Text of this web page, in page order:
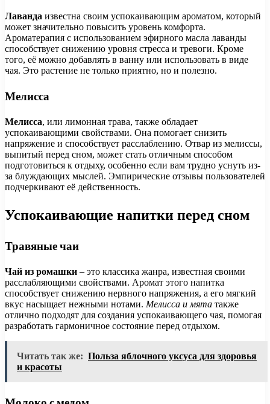
Лаванда известна своим успокаивающим ароматом, который
может значительно повысить уровень комфорта.
Ароматерапия с использованием эфирного масла лаванды
способствует снижению уровня стресса и тревоги. Кроме
того, её можно добавлять в ванну или использовать в виде
чая. Это растение не только приятно, но и полезно.
Мелисса
Мелисса, или лимонная трава, также обладает
успокаивающими свойствами. Она помогает снизить
напряжение и способствует расслаблению. Отвар из мелиссы,
выпитый перед сном, может стать отличным способом
подготовиться к отдыху, особенно если вам трудно уснуть из-
за блуждающих мыслей. Эмпирические отзывы пользователей
подчеркивают её действенность.
Успокаивающие напитки перед сном
Травяные чаи
Чай из ромашки – это классика жанра, известная своими
расслабляющими свойствами. Аромат этого напитка
способствует снижению нервного напряжения, а его мягкий
вкус насыщает нежными нотами. Мелисса и мята также
отлично подходят для создания успокаивающего чая, помогая
разработать гармоничное состояние перед отдыхом.
Читать так же: Польза яблочного уксуса для здоровья
и красоты